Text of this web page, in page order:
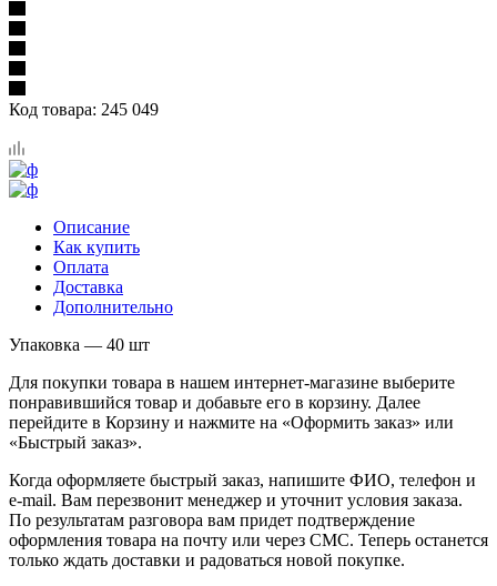
Код товара: 245 049
Описание
Как купить
Оплата
Доставка
Дополнительно
Упаковка — 40 шт
Для покупки товара в нашем интернет-магазине выберите
понравившийся товар и добавьте его в корзину. Далее
перейдите в Корзину и нажмите на «Оформить заказ» или
«Быстрый заказ».
Когда оформляете быстрый заказ, напишите ФИО, телефон и
e-mail. Вам перезвонит менеджер и уточнит условия заказа.
По результатам разговора вам придет подтверждение
оформления товара на почту или через СМС. Теперь останется
только ждать доставки и радоваться новой покупке.